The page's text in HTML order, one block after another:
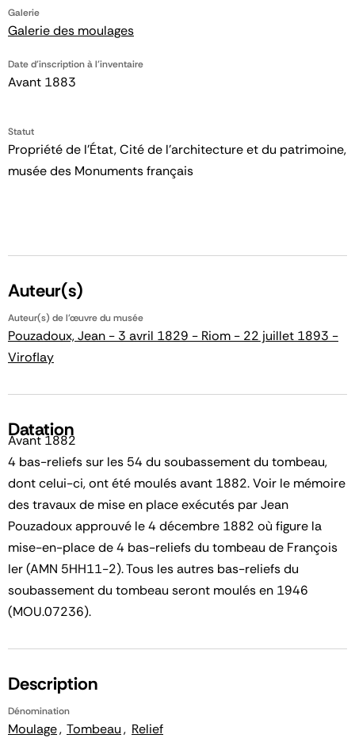
Galerie
Galerie des moulages
Date d'inscription à l'inventaire
Avant 1883
Statut
Propriété de l’État, Cité de l’architecture et du patrimoine,
musée des Monuments français
Auteur(s)
Auteur(s) de l'œuvre du musée
Pouzadoux, Jean - 3 avril 1829 - Riom - 22 juillet 1893 -
Viroflay
Datation
Avant 1882
4 bas-reliefs sur les 54 du soubassement du tombeau,
dont celui-ci, ont été moulés avant 1882. Voir le mémoire
des travaux de mise en place exécutés par Jean
Pouzadoux approuvé le 4 décembre 1882 où figure la
mise-en-place de 4 bas-reliefs du tombeau de François
Ier (AMN 5HH11-2). Tous les autres bas-reliefs du
soubassement du tombeau seront moulés en 1946
(MOU.07236).
Description
Dénomination
Moulage Tombeau Relief